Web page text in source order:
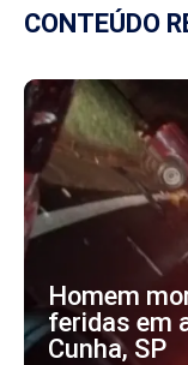
CONTEÚDO
Homem
feridas em
Cunha, SP